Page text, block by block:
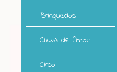
Brinquedos
Chuva de Amor
Circo